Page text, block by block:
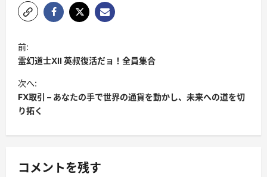
投
稿
ナ
ビ
ゲ
ー
ョ
前:
霊幻道士XII 英叔復活だョ！全員集合
次へ:
FX取引 – あなたの手で世界の通貨を動かし、未来への道を切
り拓く
コメントを残す